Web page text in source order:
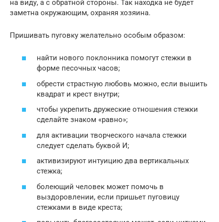
на виду, а с обратной стороны. Так находка не будет
заметна окружающим, охраняя хозяина.
Пришивать пуговку желательно особым образом:
найти нового поклонника помогут стежки в
форме песочных часов;
обрести страстную любовь можно, если вышить
квадрат и крест внутри;
чтобы укрепить дружеские отношения стежки
сделайте знаком «равно»;
для активации творческого начала стежки
следует сделать буквой И;
активизируют интуицию два вертикальных
стежка;
болеющий человек может помочь в
выздоровлении, если пришьет пуговицу
стежками в виде креста;